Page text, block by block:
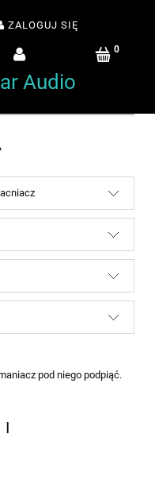
ZALOGUJ SIĘ
Audio
pod niego podpiąć.
I